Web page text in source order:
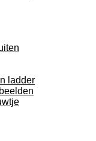
ladder